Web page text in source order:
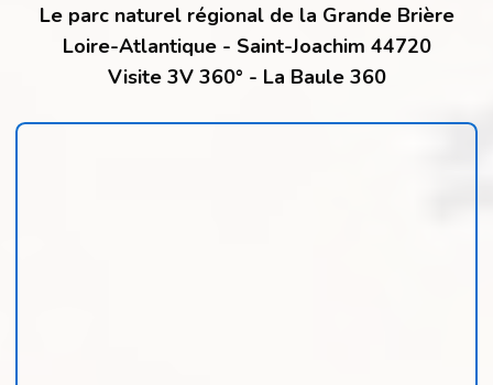
Le parc naturel régional de la Grande Brière
Loire-Atlantique - Saint-Joachim 44720
Visite 3V 360° - La Baule 360